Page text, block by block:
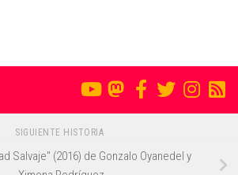
SIGUIENTE HISTORIA
Salvaje" (2016) de Gonzalo Oyanedel y